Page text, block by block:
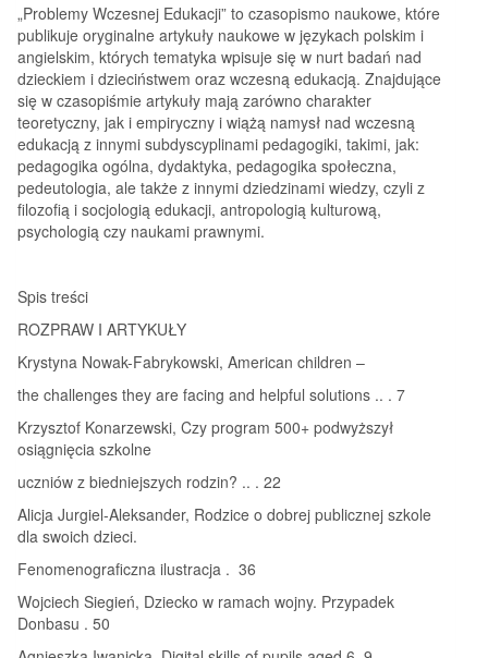
„Problemy Wczesnej Edukacji” to czasopismo naukowe, które
publikuje oryginalne artykuły naukowe w językach polskim i
angielskim, których tematyka wpisuje się w nurt badań nad
dzieckiem i dzieciństwem oraz wczesną edukacją. Znajdujące
się w czasopiśmie artykuły mają zarówno charakter
teoretyczny, jak i empiryczny i wiążą namysł nad wczesną
edukacją z innymi subdyscyplinami pedagogiki, takimi, jak:
pedagogika ogólna, dydaktyka, pedagogika społeczna,
pedeutologia, ale także z innymi dziedzinami wiedzy, czyli z
filozofią i socjologią edukacji, antropologią kulturową,
psychologią czy naukami prawnymi.
Spis treści
ROZPRAW I ARTYKUŁY
Krystyna Nowak-Fabrykowski, American children –
the challenges they are facing and helpful solutions .. . 7
Krzysztof Konarzewski, Czy program 500+ podwyższył
osiągnięcia szkolne
uczniów z biedniejszych rodzin? .. . 22
Alicja Jurgiel-Aleksander, Rodzice o dobrej publicznej szkole
dla swoich dzieci.
Fenomenograficzna ilustracja . 36
Wojciech Siegień, Dziecko w ramach wojny. Przypadek
Donbasu . 50